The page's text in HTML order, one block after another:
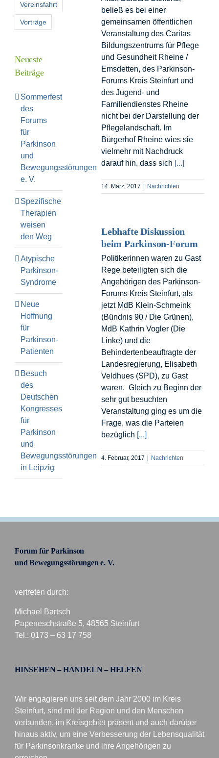
beließ es bei einer
gemeinsamen öffentlichen
Veranstaltung des Caritas
Bildungszentrums für Pflege
und Gesundheit Rheine /
Emsdetten, des Parkinson-
Forums Kreis Steinfurt und
des Jugend- und
Familiendienstes Rheine
nicht bei der Darstellung der
Pflegelandschaft. Im
Bürgerhof Rheine wies sie
vielmehr mit Nachdruck
darauf hin, dass sich [...]
14. März, 2017 Nachrichten
Lebhafte Diskussion
beim Parkinson-Forum
Politikerinnen waren zu Gast
Rege beteiligten sich die
Angehörigen des Parkinson-
Forums Kreis Steinfurt, als
jetzt MdB Klein-Schmeink
(Bündnis 90 / Die Grünen),
MdB Kathrin Vogler (Die
Linke) und die
Behindertenbeauftragte der
Landesregierung, Elisabeth
Veldhues (SPD), zu Gast
waren. Gleich zu Beginn der
sehr gut besuchten
Veranstaltung ging es um die
Frage, was die Parteien
bezüglich [...]
4. Februar, 2017 Nachrichten
Vereinsfahrt
Vorträge
Neueste
Beiträge
Sommerfest
des
Forums
für
Parkinson
und
Bewegungsstörungen
e. V.
Spezifische
Therapien
weisen
den Weg
Atypische
Parkinson-
Syndrome
Neue
Hoffnung
für
Parkinson-
Patienten
Besuch
des
Deutschen
Kongresses
für
Parkinson
und
Bewegungsstörungen
in Leipzig
Forum für Parkinson
und Bewegungsstörungen e. V.
vertreten durch:
Michael Bartsch
Papeneschstraße 5, 48565 Steinfurt
Tel.: 0173 – 63 17 758
HINSEHEN – HANDELN – HELFEN
Wir engagieren uns seit dem Jahr 2000 im Kreis
Steinfurt, sind mit der Region und den Menschen
verbunden, im Kreisgebiet präsent und auch darüber
hinaus aktiv, um eine Verbesserung der Lebensqualität
für Parkinsonkranke und ihre Angehörigen zu